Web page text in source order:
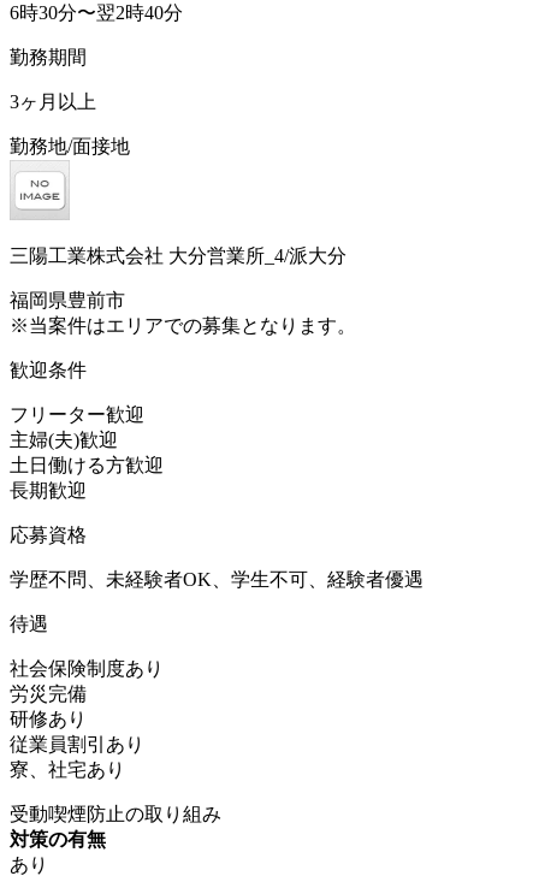
6時30分〜翌2時40分
勤務期間
3ヶ月以上
勤務地/面接地
三陽工業株式会社 大分営業所_4/派大分
福岡県豊前市
※当案件はエリアでの募集となります。
歓迎条件
フリーター歓迎
主婦(夫)歓迎
土日働ける方歓迎
長期歓迎
応募資格
学歴不問、未経験者OK、学生不可、経験者優遇
待遇
社会保険制度あり
労災完備
研修あり
従業員割引あり
寮、社宅あり
受動喫煙防止の取り組み
対策の有無
あり